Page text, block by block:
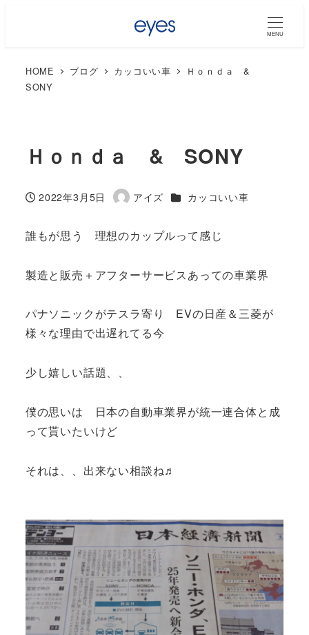
MENU
HOME ブログ カッコいい車
Ｈｏｎｄａ &
SONY
Ｈｏｎｄａ & SONY
投稿日
2022年3月5日
著
アイズ カテゴリー
カッコいい車
誰もが思う 理想のカップルって感じ
製造と販売＋アフターサービスあっての車業界
パナソニックがテスラ寄り EVの日産＆三菱が
様々な理由で出遅れてる今
少し嬉しい話題、、
僕の思いは 日本の自動車業界が統一連合体と成
って貰いたいけど
それは、、出来ない相談ね♬